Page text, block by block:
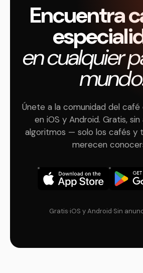
Encuentra
en cualquier
Únete a la comunidad del café
en iOS y Android. Gratis, sin
algoritmos — solo los cafés y
merecen
Gratis·iOS y Android·Sin